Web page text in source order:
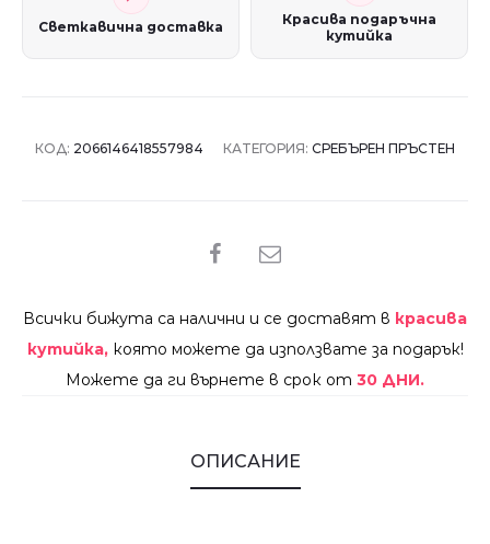
Светкавична доставка
Красива подаръчна
кутийка
КОД: 2066146418557984 КАТЕГОРИЯ: СРЕБЪРЕН ПРЪСТЕН
SHARE
Всички бижута са налични и се доставят в красива
кутийка, която можете да използвате за подарък!
Можете да ги върнете в срок от 30 ДНИ.
ОПИСАНИЕ